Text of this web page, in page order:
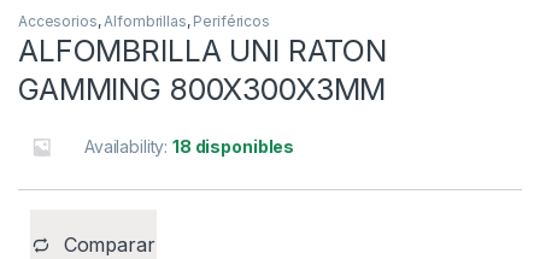
Accesorios,Alfombrillas, Periféricos
ALFOMBRILLA UNI RATON
GAMMING 800X300X3MM
Availability:18 disponibles
Comparar